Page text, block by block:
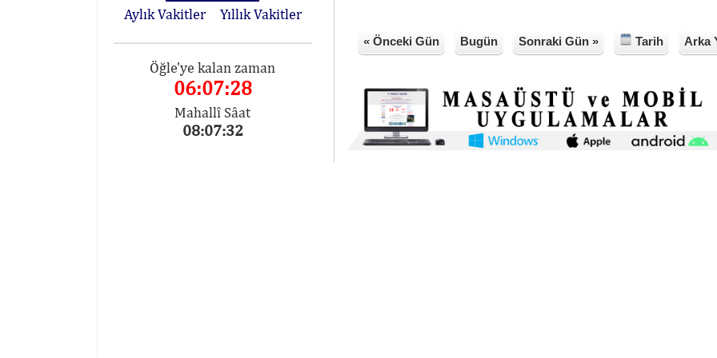
Aylık Vakitler Yıllık Vakitler
Öğle'ye kalan zaman
06:07:28
Mahallî Sâat
08:07:32
« Önceki Gün Bugün Sonraki Gün » Tarih Arka